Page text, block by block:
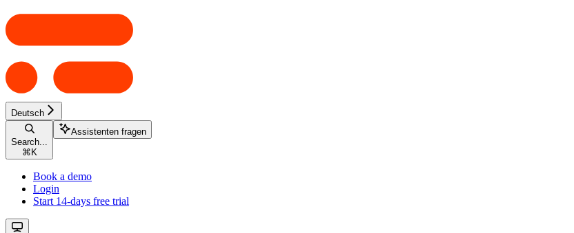
Deutsch
Search...
⌘ K
Assistenten fragen
Book a demo
Login
Start 14-days free trial